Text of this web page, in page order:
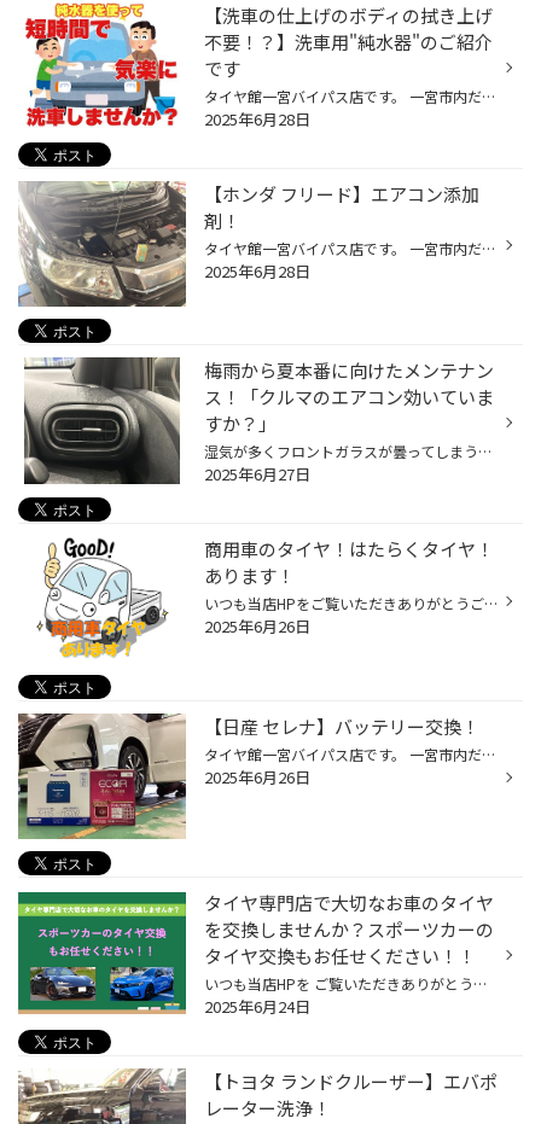
【洗車の仕上げのボディの拭き上げ
不要！？】洗車用"純水器"のご紹介
です
タイヤ館一宮バイパス店です。 一宮市内だけでなく 江南市・北名古屋市・岩倉市・羽島市などからもご来店頂きまして ありがとうございます！ 【タイヤ館一宮アクセスMAP】↓ 店舗情報 タイヤ館アプリダウンロードでお得にタイヤGET 詳しくはこちら 洗車好きなみなさま、洗車嫌いなみなさまも必見！ ...
2025年6月28日
【ホンダ フリード】エアコン添加
剤！
タイヤ館一宮バイパス店です。 一宮市内だけでなく 江南市・北名古屋市・岩倉市・羽島市などからもご来店頂きまして ありがとうございます！ 【タイヤ館一宮アクセスMAP】↓ 店舗情報 タイヤ館アプリダウンロードでお得にタイヤGET 詳しくはこちら 本日は、夏場お馴染みエアコン添加剤の作業ですよ〜...
2025年6月28日
梅雨から夏本番に向けたメンテナン
ス！「クルマのエアコン効いていま
すか？」
湿気が多くフロントガラスが曇ってしまう梅雨時期、 また、気温が高く暑い日も増え、夏はもうすぐそこです！ 少しずつ、クルマのエアコンをつける機会も増えてきていると思いますので、 是非、夏本番を迎える前におクルマのエアコンのメンテナンスをおススメします！ 【より快適に♪今がおススメ！カ...
2025年6月27日
商用車のタイヤ！はたらくタイヤ！
あります！
いつも当店HPをご覧いただきありがとうございます。 d払い、ペイペイ、楽天ペイ のご利用いただけます。 タイヤ館アプリダウンロードでお得にタイヤGET‼ こちらから 商用車用のタイヤ！バンタイヤについて紹介させていただきます。 ハイエース、キャラバン、プロボックス、 ハイゼット、キャリイな...
2025年6月26日
【日産 セレナ】バッテリー交換！
タイヤ館一宮バイパス店です。 一宮市内だけでなく 江南市・北名古屋市・岩倉市・羽島市などからもご来店頂きまして ありがとうございます！ 【タイヤ館一宮アクセスMAP】↓ 店舗情報 タイヤ館アプリダウンロードでお得にタイヤGET 詳しくはこちら 先月から、バッテリーのお問い合わせを多く頂いてお...
2025年6月26日
タイヤ専門店で大切なお車のタイヤ
を交換しませんか？スポーツカーの
タイヤ交換もお任せください！！
いつも当店HPを ご覧いただきありがとうございます。 タイヤ館アプリダウンロードでお得にタイヤGET‼ こちらから タイヤ館でスポーツタイヤの交換をしませんか？ お車には必ずタイヤが必要ですが、タイヤと言っても たくさん種類がございます 今回はスポーツタイヤのご紹介をさせていただきます タ...
2025年6月24日
【トヨタ ランドクルーザー】エバポ
レーター洗浄！